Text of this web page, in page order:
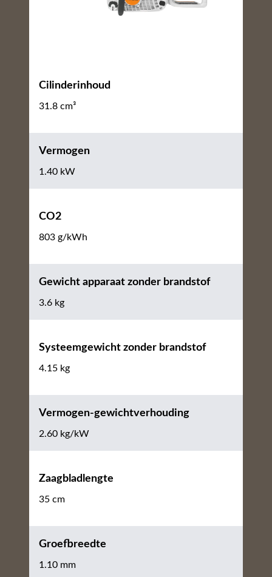
Cilinderinhoud
31.8 cm³
Vermogen
1.40 kW
CO2
803 g/kWh
Gewicht apparaat zonder brandstof
3.6 kg
Systeemgewicht zonder brandstof
4.15 kg
Vermogen-gewichtverhouding
2.60 kg/kW
Zaagbladlengte
35 cm
Groefbreedte
1.10 mm